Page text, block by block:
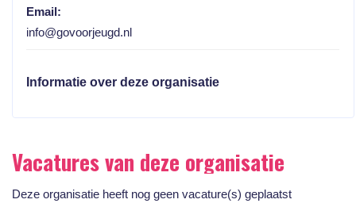
Email:
info@govoorjeugd.nl
Informatie over deze organisatie
Vacatures van deze organisatie
Deze organisatie heeft nog geen vacature(s) geplaatst